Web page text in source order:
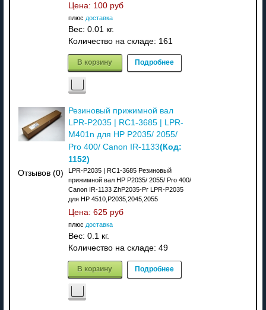
Цена: 100 руб
плюс доставка
Вес: 0.01 кг.
Количество на складе: 161
В корзину Подробнее
Отзывов (0)
Резиновый прижимной вал
LPR-P2035 | RC1-3685 | LPR-
M401n для HP P2035/ 2055/
Pro 400/ Canon IR-1133(Код:
1152)
LPR-P2035 | RC1-3685 Резиновый
прижимной вал HP P2035/ 2055/ Pro 400/
Canon IR-1133 ZhP2035-Pr LPR-P2035
для HP 4510,P2035,2045,2055
Цена: 625 руб
плюс доставка
Вес: 0.1 кг.
Количество на складе: 49
В корзину Подробнее